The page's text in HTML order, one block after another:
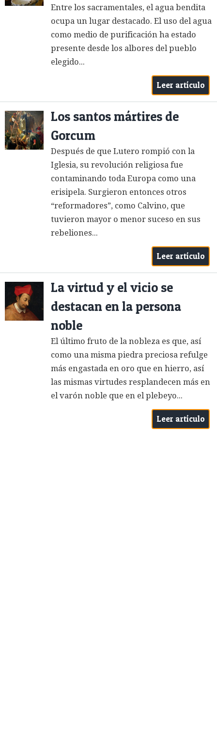
Entre los sacramentales, el agua bendita
ocupa un lugar destacado. El uso del agua
como medio de purificación ha estado
presente desde los albores del pueblo
elegido...
Leer artículo
Los santos mártires de
Gorcum
Después de que Lutero rompió con la
Iglesia, su revolución religiosa fue
contaminando toda Europa como una
erisipela. Surgieron entonces otros
“reformadores”, como Calvino, que
tuvieron mayor o menor suceso en sus
rebeliones...
Leer artículo
La virtud y el vicio se
destacan en la persona
noble
El último fruto de la nobleza es que, así
como una misma piedra preciosa refulge
más engastada en oro que en hierro, así
las mismas virtudes resplandecen más en
el varón noble que en el plebeyo...
Leer artículo